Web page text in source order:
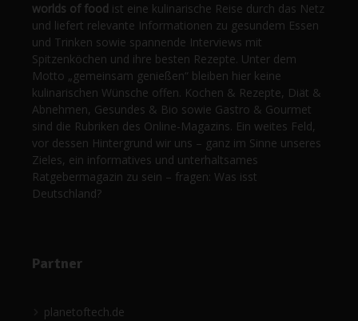
worlds of food ist eine kulinarische Reise durch das Netz
und liefert relevante Informationen zu gesundem Essen
und Trinken sowie spannende Interviews mit
Spitzenköchen und ihre besten Rezepte. Unter dem
Motto „gemeinsam genießen“ bleiben hier keine
kulinarischen Wünsche offen. Kochen & Rezepte, Diät &
Abnehmen, Gesundes & Bio sowie Gastro & Gourmet
sind die Rubriken des Online-Magazins. Ein weites Feld,
vor dessen Hintergrund wir uns – ganz im Sinne unseres
Zieles, ein informatives und unterhaltsames
Ratgebermagazin zu sein – fragen: Was isst
Deutschland?
Partner
planetoftech.de